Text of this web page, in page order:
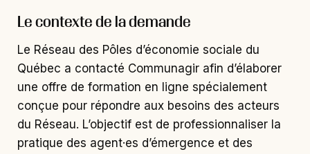
Le contexte de la demande
Le Réseau des Pôles d’économie sociale du
Québec a contacté Communagir afin d’élaborer
une offre de formation en ligne spécialement
conçue pour répondre aux besoins des acteurs
du Réseau. L’objectif est de professionnaliser la
pratique des agent·es d’émergence et des